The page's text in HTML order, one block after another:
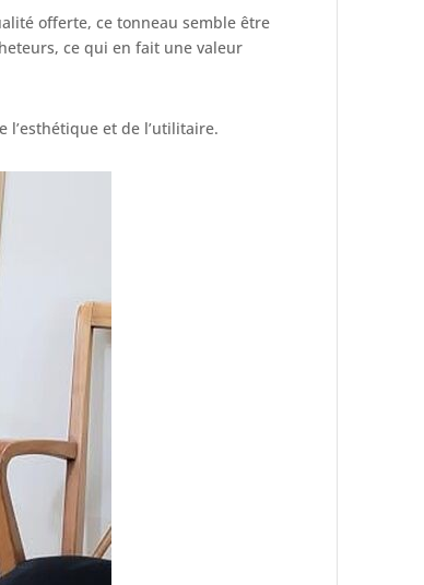
offerte, ce tonneau semble être
ce qui en fait une valeur
et de l’utilitaire.